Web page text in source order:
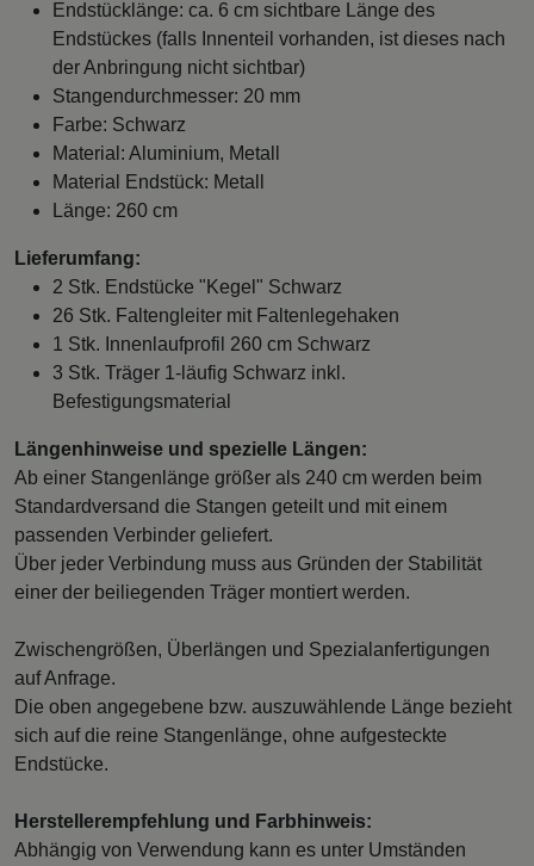
Endstücklänge: ca. 6 cm sichtbare Länge des
Endstückes (falls Innenteil vorhanden, ist dieses nach
der Anbringung nicht sichtbar)
Stangendurchmesser: 20 mm
Farbe: Schwarz
Material: Aluminium, Metall
Material Endstück: Metall
Länge: 260 cm
Lieferumfang:
2 Stk. Endstücke "Kegel" Schwarz
26 Stk. Faltengleiter mit Faltenlegehaken
1 Stk. Innenlaufprofil 260 cm Schwarz
3 Stk. Träger 1-läufig Schwarz inkl.
Befestigungsmaterial
Längenhinweise und spezielle Längen:
Ab einer Stangenlänge größer als 240 cm werden beim
Standardversand die Stangen geteilt und mit einem
passenden Verbinder geliefert.
Über jeder Verbindung muss aus Gründen der Stabilität
einer der beiliegenden Träger montiert werden.
Zwischengrößen, Überlängen und Spezialanfertigungen
auf Anfrage.
Die oben angegebene bzw. auszuwählende Länge bezieht
sich auf die reine Stangenlänge, ohne aufgesteckte
Endstücke.
Herstellerempfehlung und Farbhinweis:
Abhängig von Verwendung kann es unter Umständen